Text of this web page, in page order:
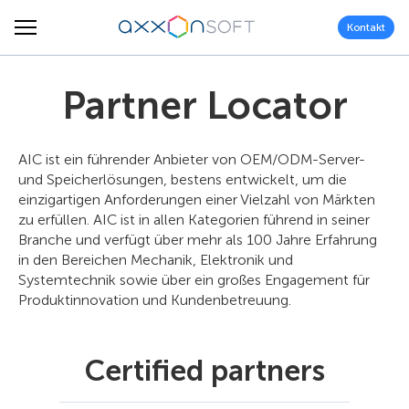
Kontakt
Partner Locator
AIC ist ein führender Anbieter von OEM/ODM-Server-
und Speicherlösungen, bestens entwickelt, um die
einzigartigen Anforderungen einer Vielzahl von Märkten
zu erfüllen. AIC ist in allen Kategorien führend in seiner
Branche und verfügt über mehr als 100 Jahre Erfahrung
in den Bereichen Mechanik, Elektronik und
Systemtechnik sowie über ein großes Engagement für
Produktinnovation und Kundenbetreuung.
Certified partners